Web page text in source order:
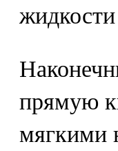
прямую
мягкими